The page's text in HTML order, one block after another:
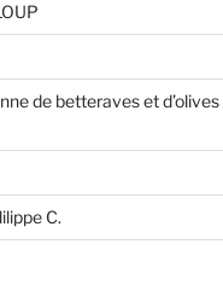
de betteraves et d’olives
C.